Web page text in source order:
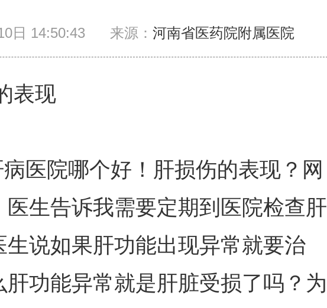
日 14:50:43 来源： 河南省医药院附属医院
表现
医院哪个好！肝损伤的表现？网
医生告诉我需要定期到医院检查肝
生说如果肝功能出现异常就要治
肝功能异常就是肝脏受损了吗？为